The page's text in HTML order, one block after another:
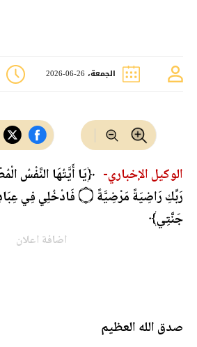
الجمعة، 26-06-2026
الوكيل الإخباري-
جَنَّتِي﴾
اضافة اعلان
صدق الله العظيم